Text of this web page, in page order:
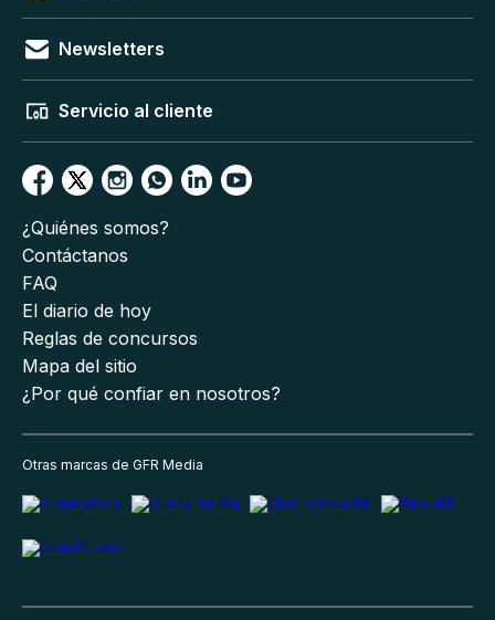
Newsletters
Servicio al cliente
¿Quiénes somos?
Contáctanos
FAQ
El diario de hoy
Reglas de concursos
Mapa del sitio
¿Por qué confiar en nosotros?
Otras marcas de GFR Media